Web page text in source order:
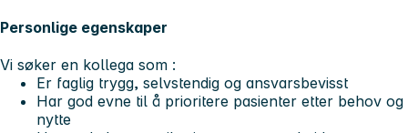
Personlige egenskaper
Vi søker en kollega som :
Er faglig trygg, selvstendig og ansvarsbevisst
Har god evne til å prioritere pasienter etter behov og
nytte